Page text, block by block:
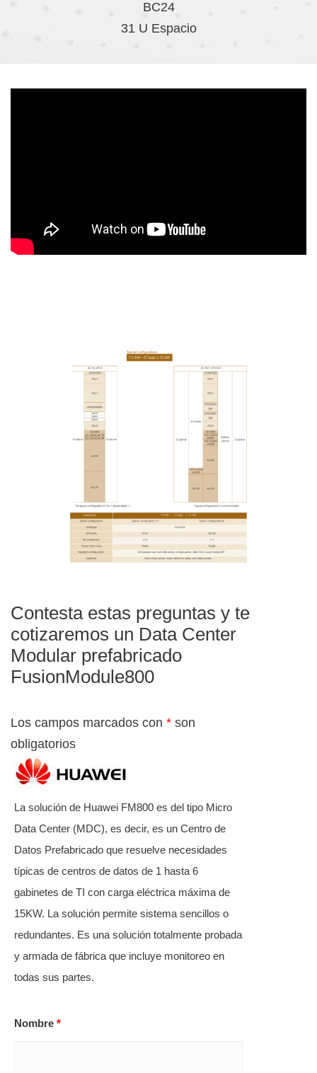
BC24
31 U Espacio
Contesta estas preguntas y te
cotizaremos un Data Center
Modular prefabricado
FusionModule800
Los campos marcados con * son
obligatorios
La solución de Huawei FM800 es del tipo Micro
Data Center (MDC), es decir, es un Centro de
Datos Prefabricado que resuelve necesidades
típicas de centros de datos de 1 hasta 6
gabinetes de TI con carga eléctrica máxima de
15KW. La solución permite sistema sencillos o
redundantes. Es una solución totalmente probada
y armada de fábrica que incluye monitoreo en
todas sus partes.
Nombre *